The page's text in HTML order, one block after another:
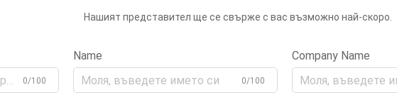
Нашият представител ще се свърже с вас възможно най-скоро.
0/100
Name
0/100
Company Name